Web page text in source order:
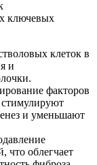
ключевых
клеток в
и
факторов
стимулируют
и уменьшают
что облегчает